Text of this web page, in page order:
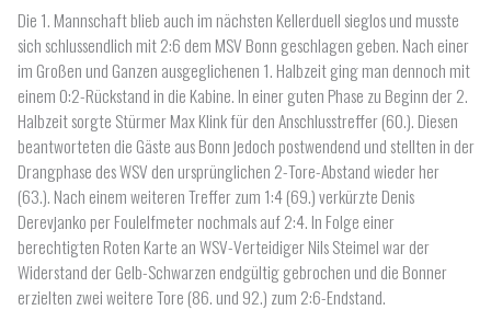
Die 1. Mannschaft blieb auch im nächsten Kellerduell sieglos und musste
sich schlussendlich mit 2:6 dem MSV Bonn geschlagen geben. Nach einer
im Großen und Ganzen ausgeglichenen 1. Halbzeit ging man dennoch mit
einem 0:2-Rückstand in die Kabine. In einer guten Phase zu Beginn der 2.
Halbzeit sorgte Stürmer Max Klink für den Anschlusstreffer (60.). Diesen
beantworteten die Gäste aus Bonn jedoch postwendend und stellten in der
Drangphase des WSV den ursprünglichen 2-Tore-Abstand wieder her
(63.). Nach einem weiteren Treffer zum 1:4 (69.) verkürzte Denis
Derevjanko per Foulelfmeter nochmals auf 2:4. In Folge einer
berechtigten Roten Karte an WSV-Verteidiger Nils Steimel war der
Widerstand der Gelb-Schwarzen endgültig gebrochen und die Bonner
erzielten zwei weitere Tore (86. und 92.) zum 2:6-Endstand.